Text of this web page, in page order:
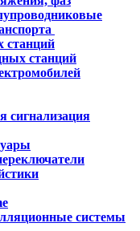
станций
станций
сигнализация
системы